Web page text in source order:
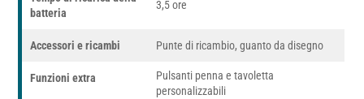
batteria
3,5 ore
Accessori e ricambi Punte di ricambio, guanto da disegno
Funzioni extra
Pulsanti penna e tavoletta
personalizzabili